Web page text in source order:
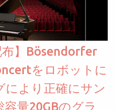
布】Bösendorfer
をロボットに
により正確にサン
量20GBのグラ